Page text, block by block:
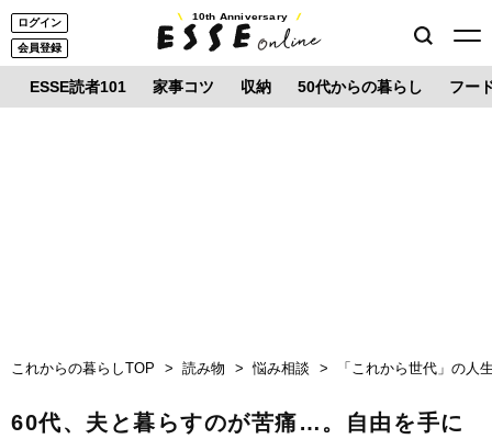
ログイン
会員登録
10th Anniversary
ESSE読者101 家事コツ 収納 50代からの暮らし フー
これからの暮らしTOP 読み物 悩み相談 「これから世代」の人
60代、夫と暮らすのが苦痛…。自由を手に